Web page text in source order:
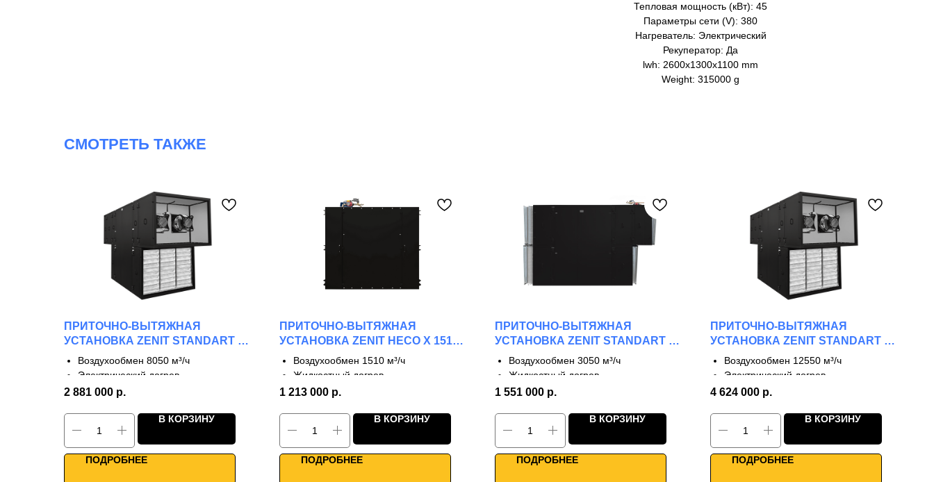
Тепловая мощность (кВт): 45
Параметры сети (V): 380
Нагреватель: Электрический
Рекуператор: Да
lwh: 2600x1300x1100 mm
Weight: 315000 g
СМОТРЕТЬ ТАКЖЕ
ПРИТОЧНО-ВЫТЯЖНАЯ
УСТАНОВКА ZENIT STANDART S
8050 E
Воздухообмен 8050 м³/ч
Электрический догрев
2 ступени рекуперации
Каркасно-панельная конструкция
Профессиональное применение
WiFi управление
2 881 000 р.
В КОРЗИНУ
ПОДРОБНЕЕ
ПРИТОЧНО-ВЫТЯЖНАЯ
УСТАНОВКА ZENIT HECO X 1510
Воздухообмен 1510 м³/ч
Жидкостный догрев
3 ступени рекуперации
Двунаправленные фланцы
Работа в экстремальных условиях
WiFi управление
1 213 000 р.
В КОРЗИНУ
ПОДРОБНЕЕ
ПРИТОЧНО-ВЫТЯЖНАЯ
УСТАНОВКА ZENIT STANDART S
3050 W
Воздухообмен 3050 м³/ч
Жидкостный догрев
2 ступени рекуперации
Каркасно-панельная конструкция
Модульный дизайн
WiFi управление
1 551 000 р.
В КОРЗИНУ
ПОДРОБНЕЕ
ПРИТОЧНО-ВЫТЯЖНАЯ
УСТАНОВКА ZENIT STANDART S
12550 E
Воздухообмен 12550 м³/ч
Электрический догрев
2 ступени рекуперации
Каркасно-панельная конструкция
Максимальная производительность
WiFi управление
4 624 000 р.
В КОРЗИНУ
ПОДРОБНЕЕ